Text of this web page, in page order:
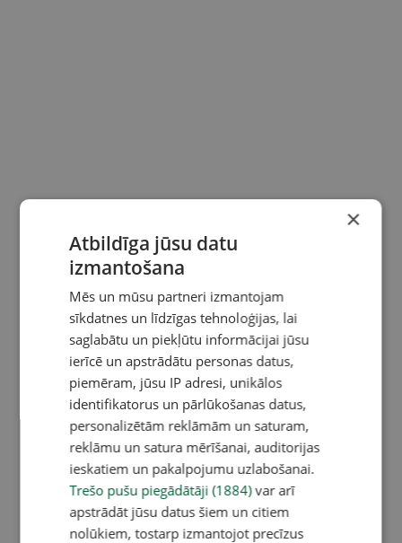
×
Atbildīga jūsu datu
izmantošana
Mēs un mūsu partneri izmantojam
sīkdatnes un līdzīgas tehnoloģijas, lai
saglabātu un piekļūtu informācijai jūsu
ierīcē un apstrādātu personas datus,
piemēram, jūsu IP adresi, unikālos
identifikatorus un pārlūkošanas datus,
personalizētām reklāmām un saturam,
reklāmu un satura mērīšanai, auditorijas
ieskatiem un pakalpojumu uzlabošanai.
Trešo pušu piegādātāji (1884)var arī
apstrādāt jūsu datus šiem un citiem
nolūkiem, tostarp izmantojot precīzus